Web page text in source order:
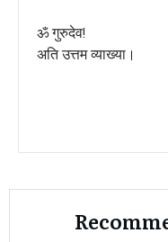
ॐ गुरुदेव!
अति उत्तम व्याख्या।